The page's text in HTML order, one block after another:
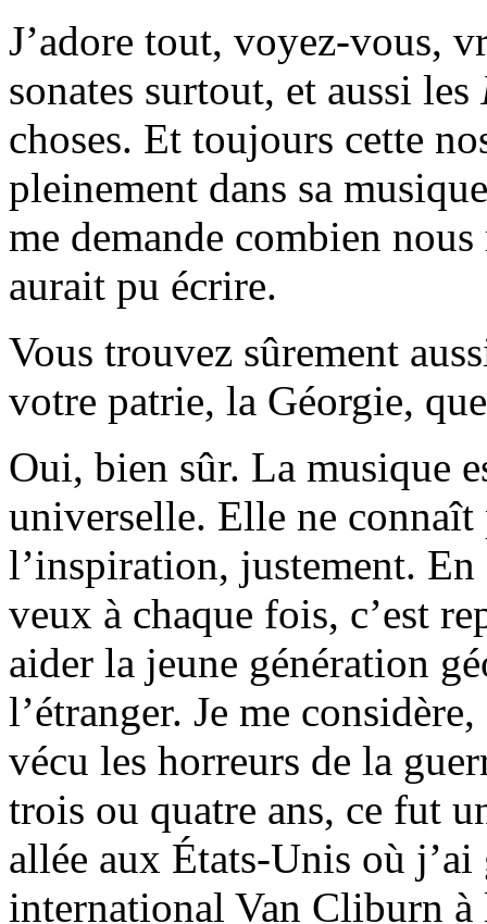
J’adore tout, voyez-vous,
sonates surtout, et aussi les
choses. Et toujours cette
pleinement dans sa
me demande combien
aurait pu écrire.
Vous trouvez sûrement
votre patrie, la Géorgie,
Oui, bien sûr. La musique
universelle. Elle ne
l’inspiration, justement.
veux à chaque fois, c’est
aider la jeune génération
l’étranger. Je me
vécu les horreurs de la
trois ou quatre ans, ce fut
allée aux États-Unis où
international Van Cliburn à